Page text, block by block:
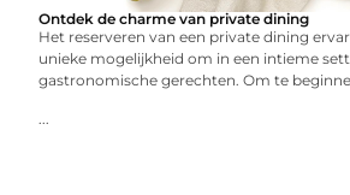
Ontdek de charme van private dining
Het reserveren van een private dining
unieke mogelijkheid om in een intieme
gastronomische gerechten. Om te
...